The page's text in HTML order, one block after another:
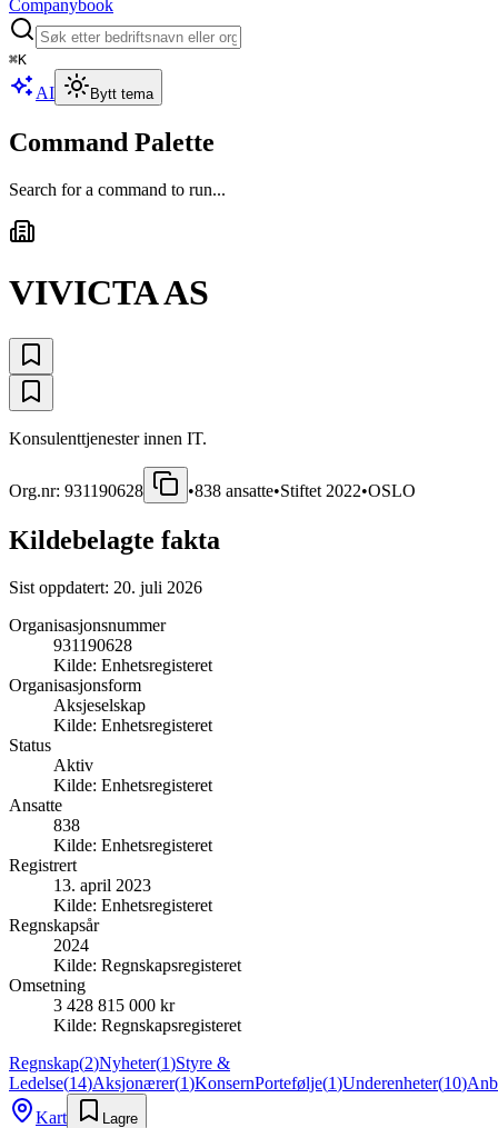
Companybook
⌘K
AI Bytt tema
Command Palette
Search for a command to run...
VIVICTA AS
Konsulenttjenester innen IT.
Org.nr: 931190628 •838 ansatte•Stiftet 2022•OSLO
Kildebelagte fakta
Sist oppdatert: 20. juli 2026
Organisasjonsnummer
931190628
Kilde: Enhetsregisteret
Organisasjonsform
Aksjeselskap
Kilde: Enhetsregisteret
Status
Aktiv
Kilde: Enhetsregisteret
Ansatte
838
Kilde: Enhetsregisteret
Registrert
13. april 2023
Kilde: Enhetsregisteret
Regnskapsår
2024
Kilde: Regnskapsregisteret
Omsetning
3 428 815 000 kr
Kilde: Regnskapsregisteret
Regnskap(2)Nyheter(1)Styre &
Ledelse(14)Aksjonærer(1)KonsernPortefølje(1)Underenheter(10)
Kart
Lagre